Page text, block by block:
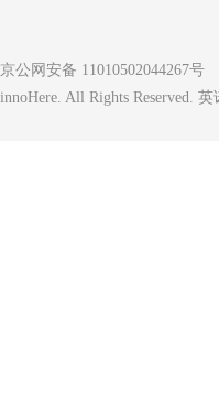
京公网安备 11010502044267号
innoHere. All Rights Reserved.